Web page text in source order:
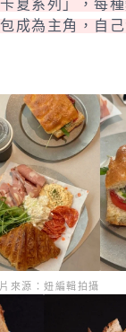
夏系列」，每
成為主角，自
來源：妞編輯拍攝